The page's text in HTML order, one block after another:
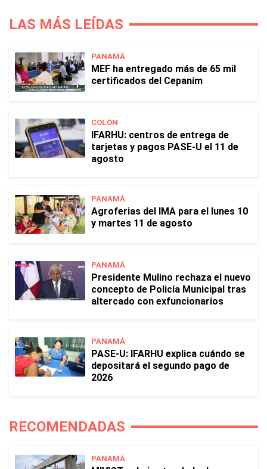
LAS MÁS LEÍDAS
PANAMÁ
MEF ha entregado más de 65 mil
certificados del Cepanim
COLÓN
IFARHU: centros de entrega de
tarjetas y pagos PASE-U el 11 de
agosto
PANAMÁ
Agroferias del IMA para el lunes 10
y martes 11 de agosto
PANAMÁ
Presidente Mulino rechaza el nuevo
concepto de Policía Municipal tras
altercado con exfuncionarios
PANAMÁ
PASE-U: IFARHU explica cuándo se
depositará el segundo pago de
2026
RECOMENDADAS
PANAMÁ